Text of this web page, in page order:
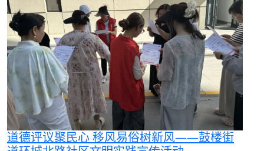
道德评议聚民心 移风易俗树新风——鼓楼街